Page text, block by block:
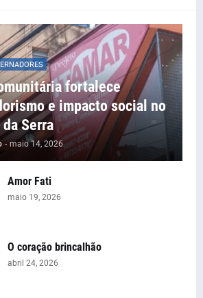
fortalece
e impacto social no
Serra
- maio 14, 2026
Amor Fati
maio 19, 2026
O coração brincalhão
abril 24, 2026